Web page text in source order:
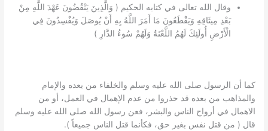
وقال الله تعالى في كتابه الحكيم ( وَالَّذِينَ يَنْقُضُونَ عَهْدَ اللَّهِ مِنْ
بَعْدِ مِيثَاقِهِ وَيَقْطَعُونَ مَا أَمَرَ اللَّهُ بِهِ أَنْ يُوصَلَ وَيُفْسِدُونَ فِي
الْأَرْضِ أُولَئِكَ لَهُمُ اللَّعْنَةُ وَلَهُمْ سُوءُ الدَّارِ )
كما أن الرسول صلى الله عليه وسلم والخلفاء من بعده والإمام
والمذاهب من بعده قد حذروا من عدم الإهمال في العمل، أو من
الاهمال في أرواح الناس والبشر، فعن رسول الله صلى الله عليه وسلم
قال ( من قتل نفس بغير حق، فكأنما قتل الناس جميعاً ).